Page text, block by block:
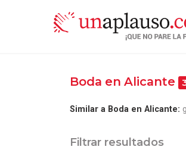
Boda en Alicante
Similar a Boda en Alicante:
Filtrar resultados